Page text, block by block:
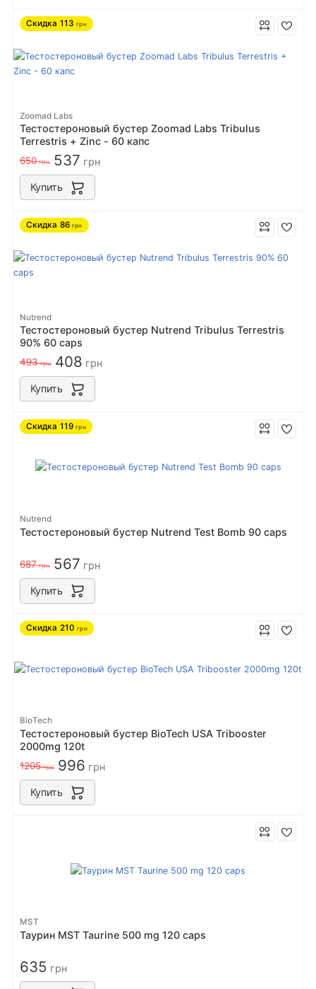
Скидка 113 грн
Zoomad Labs
Тестостероновый бустер Zoomad Labs Tribulus
Terrestris + Zinc - 60 капс
650грн 537 грн
Купить
Скидка 86 грн
Nutrend
Тестостероновый бустер Nutrend Tribulus Terrestris
90% 60 caps
493грн 408 грн
Купить
Скидка 119 грн
Nutrend
Тестостероновый бустер Nutrend Test Bomb 90 caps
687грн 567 грн
Купить
Скидка 210 грн
BioTech
Тестостероновый бустер BioTech USA Tribooster
2000mg 120t
1205грн 996 грн
Купить
MST
Таурин MST Taurine 500 mg 120 caps
635 грн